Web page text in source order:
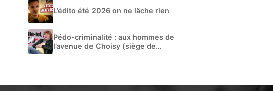
L’édito été 2026 on ne lâche rien
Pédo-criminalité : aux hommes de
l’avenue de Choisy (siège de